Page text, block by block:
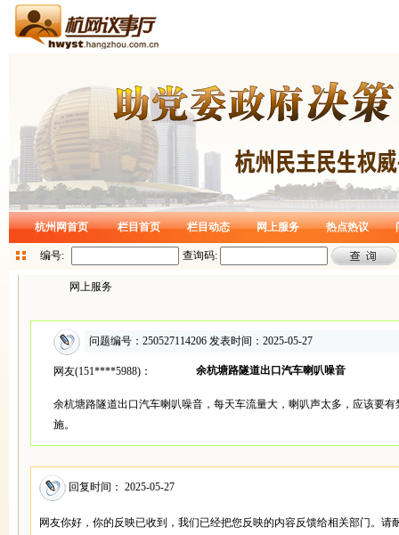
杭州网首页 栏目首页 栏目动态 网上服务 热点热议
编号: 查询码:
网上服务
问题编号：250527114206 发表时间：2025-05-27
网友(151****5988)： 余杭塘路隧道出口汽车喇叭噪音
余杭塘路隧道出口汽车喇叭噪音，每天车流量大，喇叭声太多，应该要
施。
回复时间： 2025-05-27
网友你好，你的反映已收到，我们已经把您反映的内容反馈给相关部门。请